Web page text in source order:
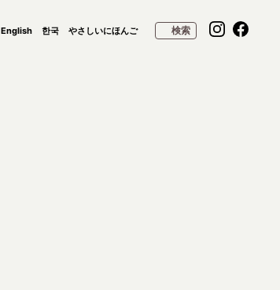
English 한국 やさしいにほんご 検索